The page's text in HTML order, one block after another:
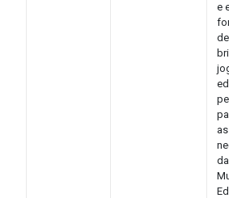
e
de
as